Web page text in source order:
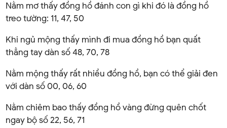
Nằm mơ thấy đồng hồ đánh con gì khi đó là đồng hồ
treo tường: 11, 47, 50
Khi ngủ mộng thấy mình đi mua đồng hồ bạn quất
thẳng tay dàn số 48, 70, 78
Nằm mộng thấy rất nhiều đồng hồ, bạn có thể giải đen
với dàn số 00, 06, 60
Nằm chiêm bao thấy đồng hồ vàng đừng quên chốt
ngay bộ số 22, 56, 71